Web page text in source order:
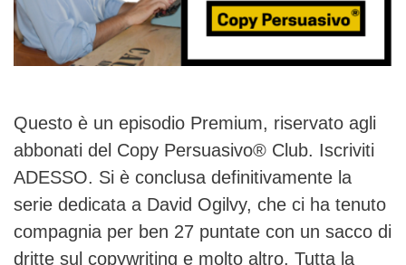
Questo è un episodio Premium, riservato agli
abbonati del Copy Persuasivo® Club. Iscriviti
ADESSO. Si è conclusa definitivamente la
serie dedicata a David Ogilvy, che ci ha tenuto
compagnia per ben 27 puntate con un sacco di
dritte sul copywriting e molto altro. Tutta la